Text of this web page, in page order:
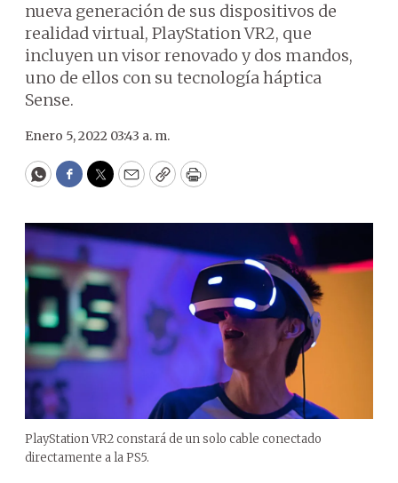
nueva generación de sus dispositivos de
realidad virtual, PlayStation VR2, que
incluyen un visor renovado y dos mandos,
uno de ellos con su tecnología háptica
Sense.
Enero 5, 2022 03:43 a. m.
WhatsApp
Facebook
Twitter
EmailCopyPrint
PlayStation VR2 constará de un solo cable conectado
directamente a la PS5.